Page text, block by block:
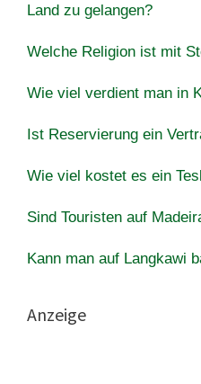
Land zu gelangen?
Welche Religion ist mit
Wie viel verdient man in
Ist Reservierung ein
Wie viel kostet es ein
Sind Touristen auf
Kann man auf Langkawi
Anzeige